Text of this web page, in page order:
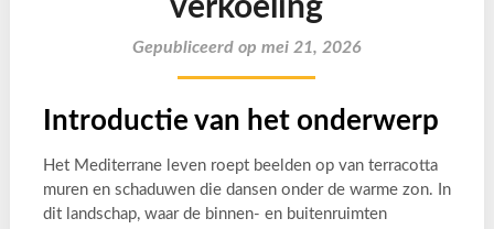
verkoeling
Gepubliceerd op mei 21, 2026
Introductie van het onderwerp
Het Mediterrane leven roept beelden op van terracotta
muren en schaduwen die dansen onder de warme zon. In
dit landschap, waar de binnen- en buitenruimten